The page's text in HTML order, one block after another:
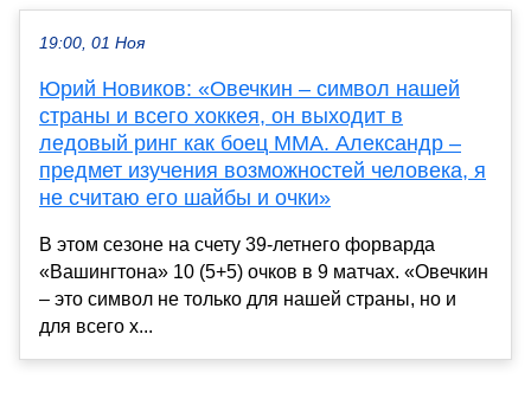
19:00, 01 Ноя
Юрий Новиков: «Овечкин – символ нашей
страны и всего хоккея, он выходит в
ледовый ринг как боец MMA. Александр –
предмет изучения возможностей человека, я
не считаю его шайбы и очки»
В этом сезоне на счету 39-летнего форварда
«Вашингтона» 10 (5+5) очков в 9 матчах. «Овечкин
– это символ не только для нашей страны, но и
для всего х...